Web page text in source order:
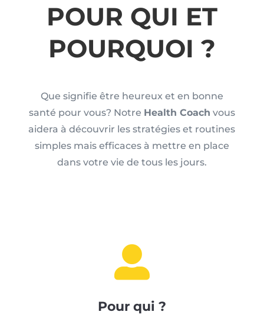
POUR QUI ET
POURQUOI ?
Que signifie être heureux et en bonne
santé pour vous? Notre Health Coach vous
aidera à découvrir les stratégies et routines
simples mais efficaces à mettre en place
dans votre vie de tous les jours.

Pour qui ?